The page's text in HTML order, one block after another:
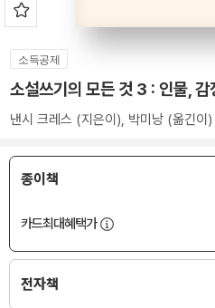
소득공제
소설쓰기의 모든 것 3 : 인물, 감
낸시 크레스 (지은이), 박미낭 (옮긴이)
종이책
카드최대혜택가
전자책